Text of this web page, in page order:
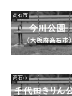
高石市
高石市